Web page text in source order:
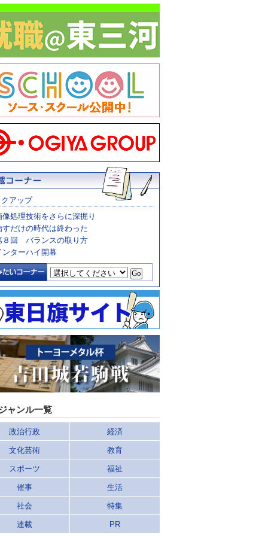
アップ
像処理技術をさらに深掘り
すだけの時代は終わった
８回 バランスの取り方
ンターハイ開幕
ャンル一覧
政治行政 経済
文化芸術 教育
スポーツ 福祉
催事 生活
社会 特集
連載 PR